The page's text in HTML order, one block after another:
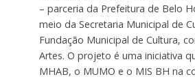
– parceria da Prefeitura de Belo
meio da Secretaria Municipal de
Fundação Municipal de Cultura,
Artes. O projeto é uma iniciativa
MHAB, o MUMO e o MIS BH na